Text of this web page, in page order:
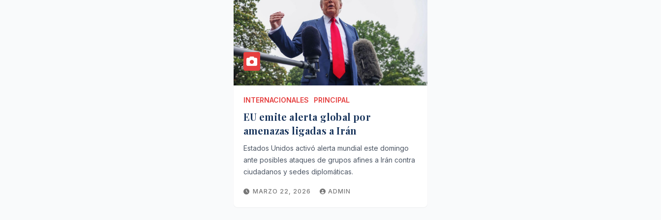
INTERNACIONALES PRINCIPAL
EU emite alerta global por
amenazas ligadas a Irán
Estados Unidos activó alerta mundial este domingo
ante posibles ataques de grupos afines a Irán contra
ciudadanos y sedes diplomáticas.
MARZO 22, 2026 ADMIN